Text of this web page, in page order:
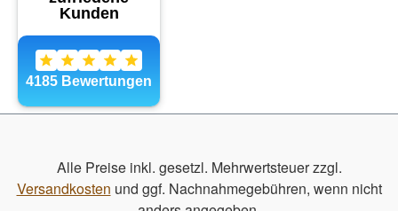
Alle Preise inkl. gesetzl. Mehrwertsteuer zzgl.
Versandkosten und ggf. Nachnahmegebühren, wenn nicht